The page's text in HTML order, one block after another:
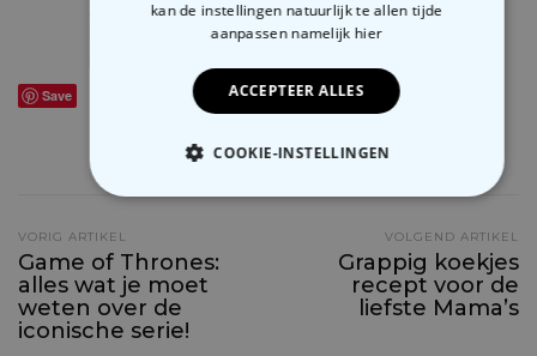
DRIJVEND WIJNGLAS – €16,95
Save
SHARE 0
VORIG ARTIKEL
Game of Thrones:
alles wat je moet
weten over de
iconische serie!
VOLGEND ARTIKEL
Grappig koekjes
recept voor de
liefste Mama’s
kan de instellingen natuurlijk te allen tijde
aanpassennamelijk hier
ACCEPTEER ALLES
COOKIE-INSTELLINGEN
NOODZAKELIJK
PERFORMANCE MARKETING
OVERIGE